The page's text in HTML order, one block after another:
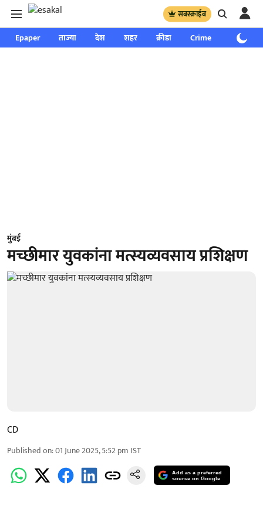
सबस्क्राईब
Epaper ताज्या देश शहर क्रीडा Crime साप्ताहिक
मुंबई
मच्छीमार युवकांना मत्स्यव्यवसाय प्रशिक्षण
CD
Published on:01 June 2025, 5:52 pm IST
Add as a preferred
source on Google